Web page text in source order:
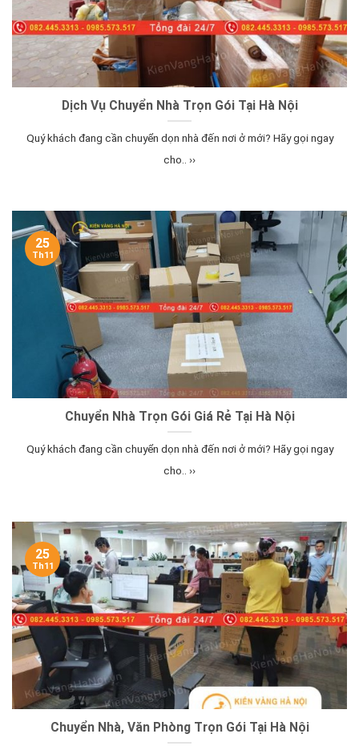
Dịch Vụ Chuyển Nhà Trọn Gói Tại Hà Nội
Quý khách đang cần chuyển dọn nhà đến nơi ở mới? Hãy gọi ngay
cho.. ››
Chuyển Nhà Trọn Gói Giá Rẻ Tại Hà Nội
Quý khách đang cần chuyển dọn nhà đến nơi ở mới? Hãy gọi ngay
cho.. ››
25
Th11
Chuyển Nhà, Văn Phòng Trọn Gói Tại Hà Nội
25
Th11